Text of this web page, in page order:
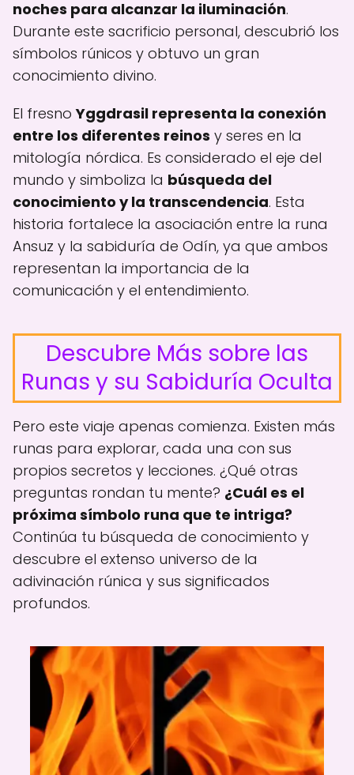
noches para alcanzar la iluminación.
Durante este sacrificio personal, descubrió los
símbolos rúnicos y obtuvo un gran
conocimiento divino.
El fresnoYggdrasil representa la conexión
entre los diferentes reinos y seres en la
mitología nórdica. Es considerado el eje del
mundo y simboliza la búsqueda del
conocimiento y la transcendencia. Esta
historia fortalece la asociación entre la runa
Ansuz y la sabiduría de Odín, ya que ambos
representan la importancia de la
comunicación y el entendimiento.
Descubre Más sobre las
Runas y su Sabiduría Oculta
Pero este viaje apenas comienza. Existen más
runas para explorar, cada una con sus
propios secretos y lecciones. ¿Qué otras
preguntas rondan tu mente? ¿Cuál es el
próxima símbolo runa que te intriga?
Continúa tu búsqueda de conocimiento y
descubre el extenso universo de la
adivinación rúnica y sus significados
profundos.